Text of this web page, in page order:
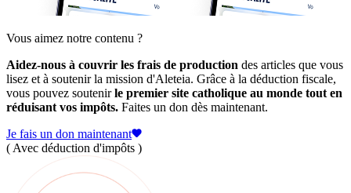
Vous aimez notre contenu ?
Aidez-nous à couvrir les frais de production des articles que vous
lisez et à soutenir la mission d'Aleteia. Grâce à la déduction fiscale,
vous pouvez soutenirle premier site catholique au monde tout en
réduisant vos impôts. Faites un don dès maintenant.
Je fais un don maintenant
( Avec déduction d'impôts )